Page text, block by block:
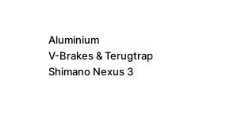
Aluminium
V-Brakes & Terugtrap
Shimano Nexus 3